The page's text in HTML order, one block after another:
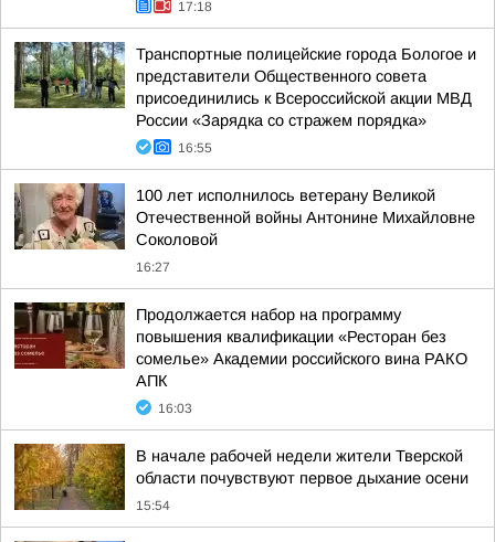
17:18
Транспортные полицейские города Бологое и
представители Общественного совета
присоединились к Всероссийской акции МВД
России «Зарядка со стражем порядка»
16:55
100 лет исполнилось ветерану Великой
Отечественной войны Антонине Михайловне
Соколовой
16:27
Продолжается набор на программу
повышения квалификации «Ресторан без
сомелье» Академии российского вина РАКО
АПК
16:03
В начале рабочей недели жители Тверской
области почувствуют первое дыхание осени
15:54